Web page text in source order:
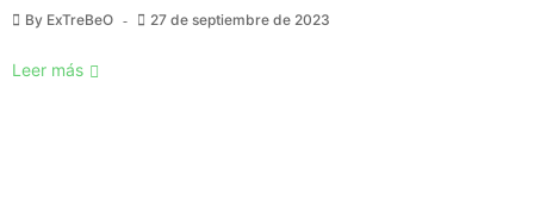
By ExTreBeO 27 de septiembre de 2023
Leer más